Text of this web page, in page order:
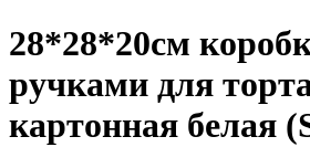
28*28*20см
ручками для
картонная белая